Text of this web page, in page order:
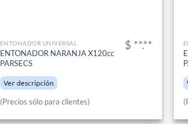
ENTONADOR UNIVERSAL
ENTONADOR NARANJA X120cc
PARSECS
Ver descripción
$ **.**
(Precios sólo para clientes)